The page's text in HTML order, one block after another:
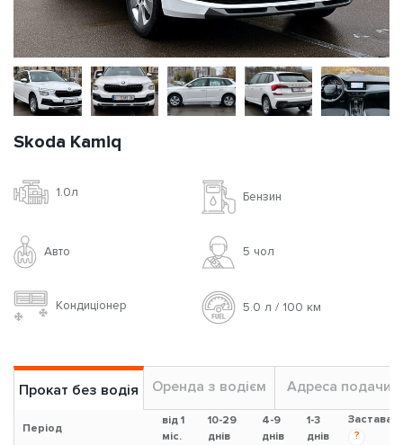
Skoda Kamiq
1.0л Бензин
Авто 5 чoл
Кондиціонер 5.0 л / 100 км
Прокат без водія Оренда з водієм Адреса подачи
Період
від 1
міс.
10-29
днів
4-9
днів
1-3
днів
Застава
?